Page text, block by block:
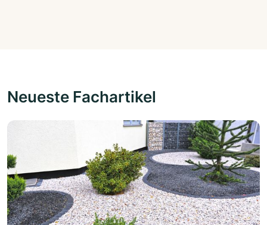
Neueste Fachartikel